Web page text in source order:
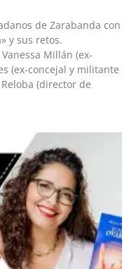
de Zarabanda con
y sus retos.
Millán (ex-
(ex-concejal y militante
(director de